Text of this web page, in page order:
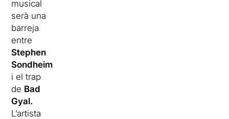
musical
serà una
barreja
entre
Stephen
Sondheim
i eltrap
de Bad
Gyal.
L’artista